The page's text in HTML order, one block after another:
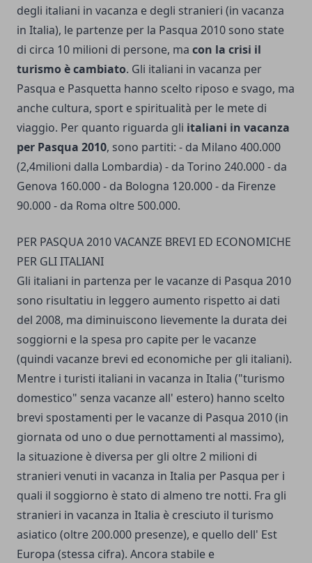
degli italiani in vacanza e degli stranieri (in vacanza
in Italia), le partenze per la Pasqua 2010 sono state
di circa 10 milioni di persone, ma con la crisi il
turismo è cambiato. Gli italiani in vacanza per
Pasqua e Pasquetta hanno scelto riposo e svago, ma
anche cultura, sport e spiritualità per le mete di
viaggio. Per quanto riguarda gli italiani in vacanza
per Pasqua 2010, sono partiti: - da Milano 400.000
(2,4milioni dalla Lombardia) - da Torino 240.000 - da
Genova 160.000 - da Bologna 120.000 - da Firenze
90.000 - da Roma oltre 500.000.
PER PASQUA 2010 VACANZE BREVI ED ECONOMICHE
PER GLI ITALIANI
Gli italiani in partenza per le vacanze di Pasqua 2010
sono risultatiu in leggero aumento rispetto ai dati
del 2008, ma diminuiscono lievemente la durata dei
soggiorni e la spesa pro capite per le vacanze
(quindi vacanze brevi ed economiche per gli italiani).
Mentre i turisti italiani in vacanza in Italia ("turismo
domestico" senza vacanze all' estero) hanno scelto
brevi spostamenti per le vacanze di Pasqua 2010 (in
giornata od uno o due pernottamenti al massimo),
la situazione è diversa per gli oltre 2 milioni di
stranieri venuti in vacanza in Italia per Pasqua per i
quali il soggiorno è stato di almeno tre notti. Fra gli
stranieri in vacanza in Italia è cresciuto il turismo
asiatico (oltre 200.000 presenze), e quello dell' Est
Europa (stessa cifra). Ancora stabile e